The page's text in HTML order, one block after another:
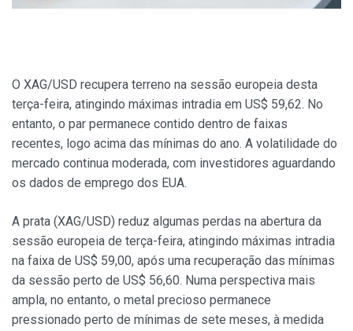
O XAG/USD recupera terreno na sessão europeia desta
terça-feira, atingindo máximas intradia em US$ 59,62. No
entanto, o par permanece contido dentro de faixas
recentes, logo acima das mínimas do ano. A volatilidade do
mercado continua moderada, com investidores aguardando
os dados de emprego dos EUA.
A prata (XAG/USD) reduz algumas perdas na abertura da
sessão europeia de terça-feira, atingindo máximas intradia
na faixa de US$ 59,00, após uma recuperação das mínimas
da sessão perto de US$ 56,60. Numa perspectiva mais
ampla, no entanto, o metal precioso permanece
pressionado perto de mínimas de sete meses, à medida